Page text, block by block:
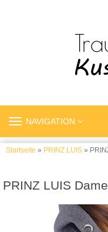
TOGGLE
NAVIGATION
Startseite » PRINZ LUIS »
PRINZ LUIS